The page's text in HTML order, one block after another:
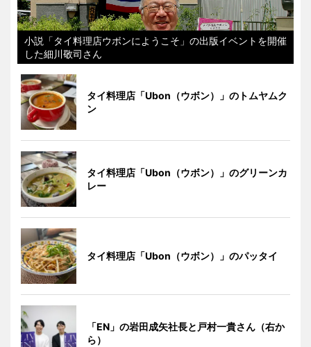
小説「タイ料理店ウボンにようこそ」の出版イベントを開催
した細川敬司さん
タイ料理店「Ubon（ウボン）」のトムヤムク
ン
タイ料理店「Ubon（ウボン）」のグリーンカ
レー
タイ料理店「Ubon（ウボン）」のパッタイ
「EN」の岩田成矢社長と戸村一貴さん（右か
ら）